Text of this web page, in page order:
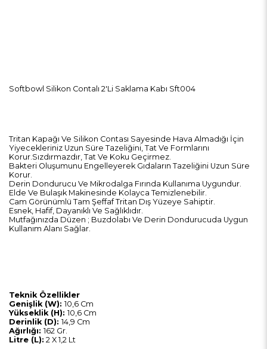
Softbowl Silikon Contalı 2'Li Saklama Kabı Sft004
Tritan Kapağı Ve Silikon Contası Sayesinde Hava Almadığı İçin
Yiyecekleriniz Uzun Süre Tazeliğini, Tat Ve Formlarını
Korur.Sızdırmazdır, Tat Ve Koku Geçirmez.
Bakteri Oluşumunu Engelleyerek Gıdaların Tazeliğini Uzun Süre
Korur.
Derin Dondurucu Ve Mikrodalga Fırında Kullanıma Uygundur.
Elde Ve Bulaşık Makinesinde Kolayca Temizlenebilir.
Cam Görünümlü Tam Şeffaf Tritan Dış Yüzeye Sahiptir.
Esnek, Hafif, Dayanıklı Ve Sağlıklıdır.
Mutfağınızda Düzen ; Buzdolabı Ve Derin Dondurucuda Uygun
Kullanım Alanı Sağlar.
Teknik Özellikler
Genişlik (W): 10,6 Cm
Yükseklik (H): 10,6 Cm
Derinlik (D): 14,9 Cm
Ağırlığı: 162 Gr.
Litre (L): 2 X 1,2 Lt